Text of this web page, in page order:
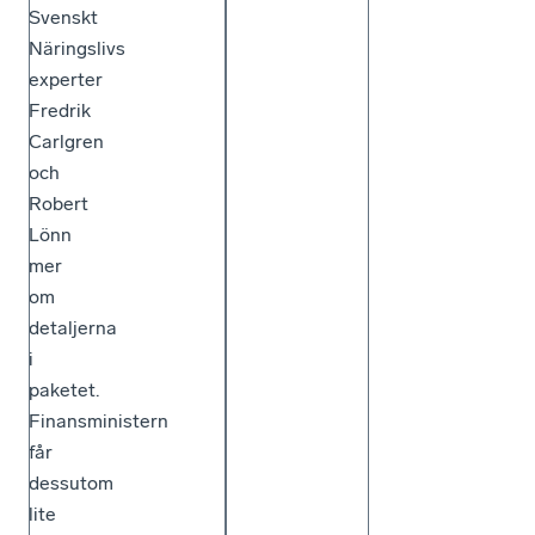
Svenskt
Näringslivs
experter
Fredrik
Carlgren
och
Robert
Lönn
mer
om
detaljerna
i
paketet.
Finansministern
får
dessutom
lite